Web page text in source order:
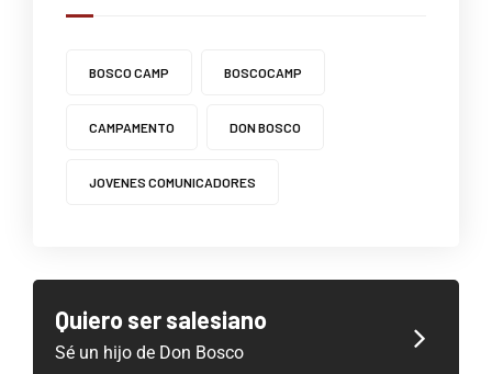
BOSCO CAMP BOSCOCAMP
CAMPAMENTO DON BOSCO
JOVENES COMUNICADORES
Quiero ser salesiano
Sé un hijo de Don Bosco